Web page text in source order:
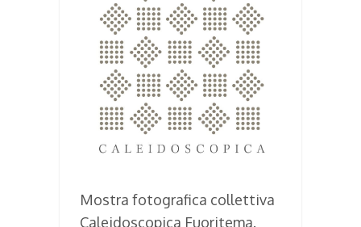
Mostra fotografica collettiva
Caleidoscopica Fuoritema.